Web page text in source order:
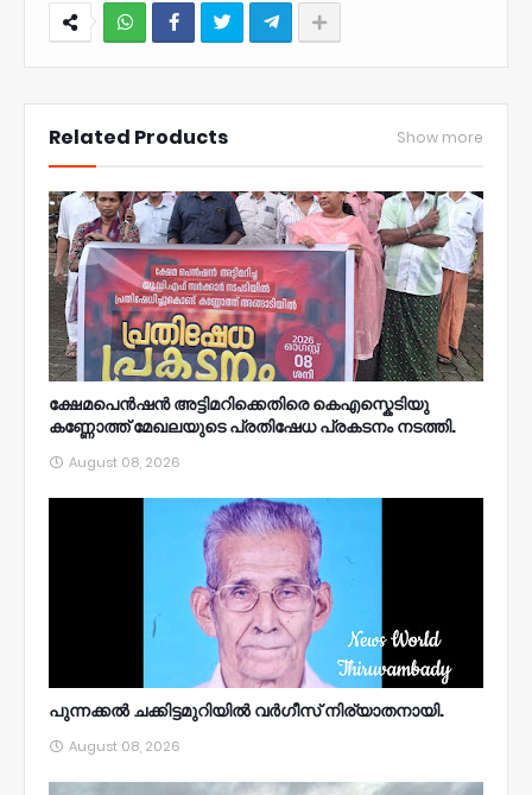
Related Products Show more
ക്ഷേമപെൻഷൻ അട്ടിമറിക്കെതിരെ കെഎസ്കെടിയു
കണ്ണോത്ത് മേഖലയുടെ പ്രതിഷേധ പ്രകടനം നടത്തി.
August 08, 2026
പുന്നക്കൽ ചക്കിട്ടമുറിയിൽ വർഗീസ് നിര്യാതനായി.
August 08, 2026